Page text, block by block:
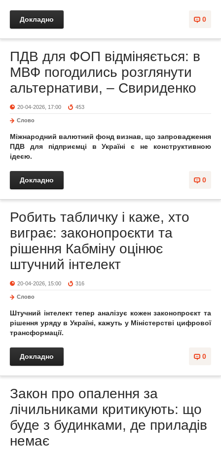
0
Докладно
ПДВ для ФОП відміняється: в
МВФ погодились розглянути
альтернативи, – Свириденко
20-04-2026, 17:00 453
Слово
Міжнародний валютний фонд визнав, що запровадження
ПДВ для підприємці в Україні є не конструктивною
ідеєю.
0
Докладно
Робить табличку і каже, хто
виграє: законопроєкти та
рішення Кабміну оцінює
штучний інтелект
20-04-2026, 15:00 316
Слово
Штучний інтелект тепер аналізує кожен законопроєкт та
рішення уряду в Україні, кажуть у Міністерстві цифрової
трансформації.
0
Докладно
Закон про опалення за
лічильниками критикують: що
буде з будинками, де приладів
немає